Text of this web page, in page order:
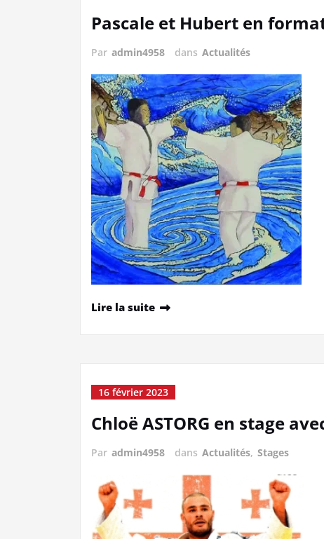
Pascale et Hubert en
Par admin4958 dans Actualités
Lire la suite
16 février 2023
Chloë ASTORG en stage
Par admin4958 dans Actualités, Stages